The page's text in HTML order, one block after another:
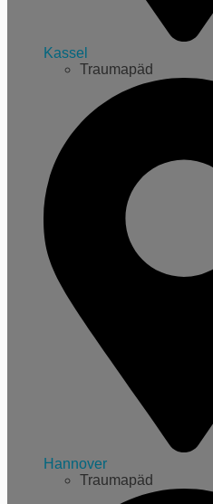
Kassel
Traumapäd
Hannover
Traumapäd